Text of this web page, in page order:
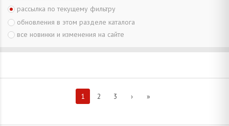
рассылка по текущему фильтру
обновления в этом разделе каталога
все новинки и изменения на сайте
1 2 3 › »